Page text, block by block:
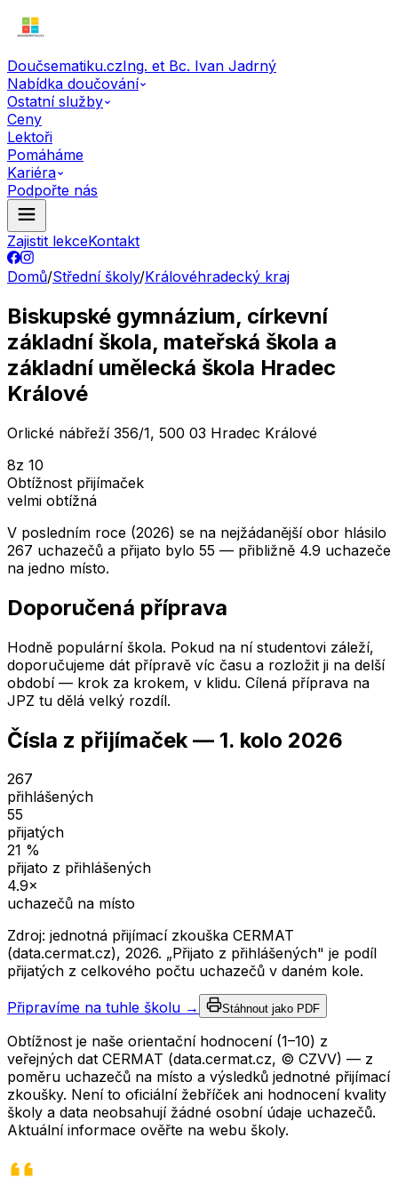
Doučsematiku.czIng. et Bc. Ivan Jadrný
Nabídka doučování
Ostatní služby
Ceny
Lektoři
Pomáháme
Kariéra
Podpořte nás
Zajistit lekceKontakt
Domů/Střední školy/Královéhradecký kraj
Biskupské gymnázium, církevní
základní škola, mateřská škola a
základní umělecká škola Hradec
Králové
Orlické nábřeží 356/1, 500 03 Hradec Králové
8z 10
Obtížnost přijímaček
velmi obtížná
V posledním roce (2026) se na nejžádanější obor hlásilo
267 uchazečů a přijato bylo 55 — přibližně 4.9 uchazeče
na jedno místo.
Doporučená příprava
Hodně populární škola. Pokud na ní studentovi záleží,
doporučujeme dát přípravě víc času a rozložit ji na delší
období — krok za krokem, v klidu. Cílená příprava na
JPZ tu dělá velký rozdíl.
Čísla z přijímaček — 1. kolo 2026
267
přihlášených
55
přijatých
21 %
přijato z přihlášených
4.9×
uchazečů na místo
Zdroj: jednotná přijímací zkouška CERMAT
(data.cermat.cz), 2026. „Přijato z přihlášených" je podíl
přijatých z celkového počtu uchazečů v daném kole.
Připravíme na tuhle školu → Stáhnout jako PDF
Obtížnost je naše orientační hodnocení (1–10) z
veřejných dat CERMAT (data.cermat.cz, © CZVV) — z
poměru uchazečů na místo a výsledků jednotné přijímací
zkoušky. Není to oficiální žebříček ani hodnocení kvality
školy a data neobsahují žádné osobní údaje uchazečů.
Aktuální informace ověřte na webu školy.